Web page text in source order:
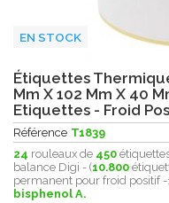
EN STOCK
Étiquettes
Mm X 102 Mm X 40
Etiquettes - Froid
Référence T1839
24 rouleaux de 450
balance Digi - (10.800
permanent pour froid positif
bisphenol A.